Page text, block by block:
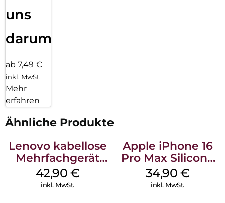
uns
darum!
ab 7,49 €
inkl. MwSt.
Mehr
erfahren
Ähnliche Produkte
Lenovo kabellose
Mehrfachgerät
Luna Grey
42,90 €
inkl. MwSt.
Apple iPhone 16
Pro Max Silicone
Case MagSafe
Denim
34,90 €
inkl. MwSt.